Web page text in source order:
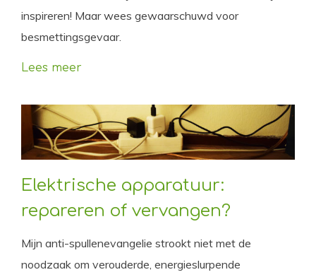
inspireren! Maar wees gewaarschuwd voor
besmettingsgevaar.
Lees meer
Elektrische apparatuur:
repareren of vervangen?
Mijn anti-spullenevangelie strookt niet met de
noodzaak om verouderde, energieslurpende